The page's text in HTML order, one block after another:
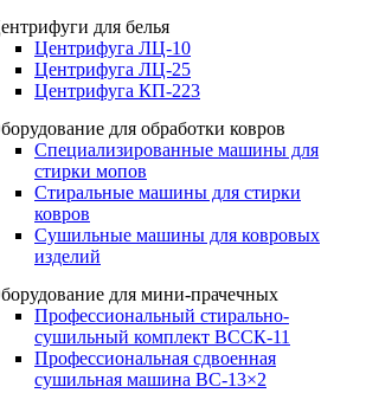
для белья
Центрифуга ЛЦ-10
Центрифуга ЛЦ-25
Центрифуга КП-223
для обработки ковров
Специализированные машины для
стирки мопов
Стиральные машины для стирки
ковров
Сушильные машины для ковровых
изделий
для мини-прачечных
Профессиональный стирально-
сушильный комплект ВССК-11
Профессиональная сдвоенная
сушильная машина ВС-13×2